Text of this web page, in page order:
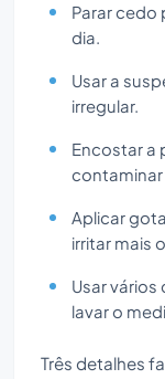
Parar cedo
dia.
Usar a
irregular.
Encostar a
contaminar
Aplicar
irritar mais
Usar
lavar o
Três detalhes